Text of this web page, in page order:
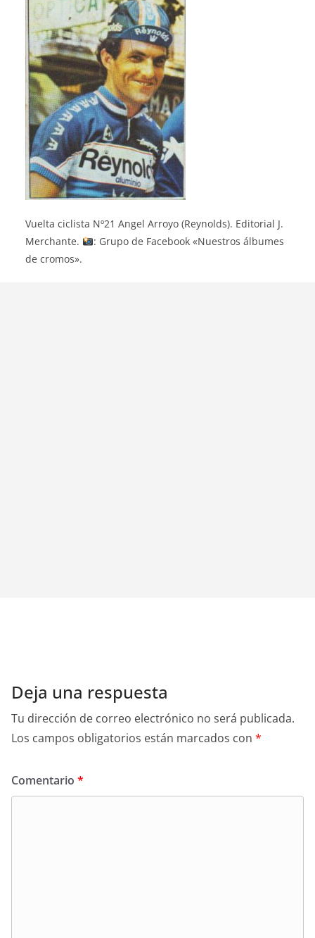
Vuelta ciclista Nº21 Angel Arroyo (Reynolds). Editorial J.
Merchante.
: Grupo de Facebook «Nuestros álbumes
de cromos».
Deja una respuesta
Tu dirección de correo electrónico no será publicada.
Los campos obligatorios están marcados con *
Comentario *